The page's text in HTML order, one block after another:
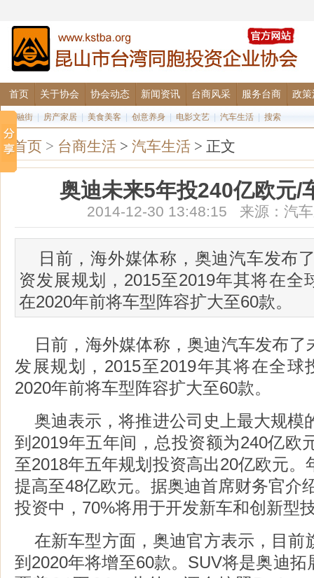
首页 关于协会 协会动态 新闻资讯 台商风采 服务台商 政策
金融街 房产家居 美食美客 创意养身 电影文艺 汽车生活 搜索
首页 > 台商生活 > 汽车生活 > 正文
奥迪未来5年投240亿欧元/
2014-12-30 13:48:15 来源：汽
日前，海外媒体称，奥迪汽车发布
资发展规划，2015至2019年其将在全
在2020年前将车型阵容扩大至60款。
日前，海外媒体称，奥迪汽车发布
发展规划，2015至2019年其将在全球
2020年前将车型阵容扩大至60款。
奥迪表示，将推进公司史上最大规模
到2019年五年间，总投资额为240亿欧
至2018年五年规划投资高出20亿欧元。
提高至48亿欧元。据奥迪首席财务官介
投资中，70%将用于开发新车和创新型
在新车型方面，奥迪官方表示，目前
到2020年将增至60款。SUV将是奥迪